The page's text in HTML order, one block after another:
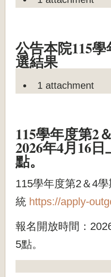
公告本院115
選結果
1 attachment
115學年度第2
2026年4月16
點。
115學年度第2＆4
統 https://apply-
報名開放時間：
5點。